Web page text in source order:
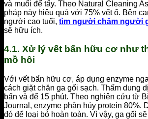
và muối để tẩy. Theo Natural Cleaning
pháp này hiệu quả với 75% vết ố. Bên
người cao tuổi, tìm người chăm người
sẽ hữu ích.
4.1. Xử lý vết bẩn hữu cơ như
mồ hôi
Với vết bẩn hữu cơ, áp dụng enzyme
cách giặt chăn ga gối sạch. Thấm dung
bẩn và để 15 phút. Theo nghiên cứu từ
Journal, enzyme phân hủy protein 80%.
đó để loại bỏ hoàn toàn. Vì vậy, ga gối